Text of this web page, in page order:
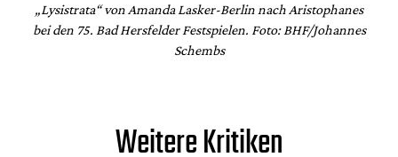
„Lysistrata“ von Amanda Lasker-Berlin nach Aristophanes
bei den 75. Bad Hersfelder Festspielen. Foto: BHF/Johannes
Schembs
Weitere Kritiken